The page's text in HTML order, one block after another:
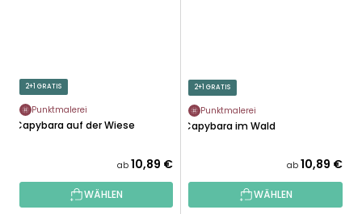
2+1 GRATIS
Punktmalerei
Capybara auf der Wiese
ab 10,89 €
WÄHLEN
2+1 GRATIS
Punktmalerei
Capybara im Wald
ab 10,89 €
WÄHLEN